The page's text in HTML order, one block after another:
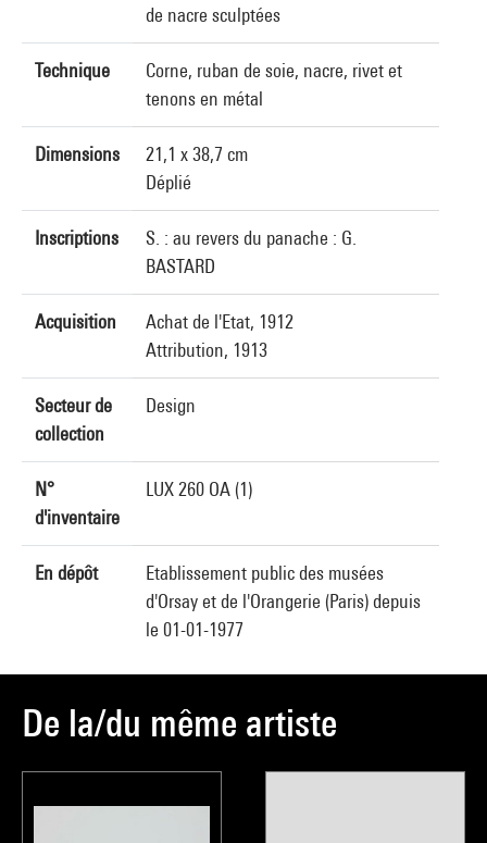
de nacre sculptées
Technique
Corne, ruban de soie, nacre, rivet et
tenons en métal
Dimensions
21,1 x 38,7 cm
Déplié
Inscriptions
S. : au revers du panache : G.
BASTARD
Acquisition
Achat de l'Etat, 1912
Attribution, 1913
Secteur de
collection
Design
N°
d'inventaire
LUX 260 OA (1)
En dépôt
Etablissement public des musées
d'Orsay et de l'Orangerie (Paris) depuis
le 01-01-1977
De la/du même artiste